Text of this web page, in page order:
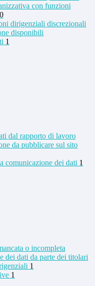
con funzioni
dirigenziali discrezionali
disponibili
1
dal rapporto di lavoro
da pubblicare sul sito
comunicazione dei dati 1
o incompleta
dei dati da parte dei titolari
1
1